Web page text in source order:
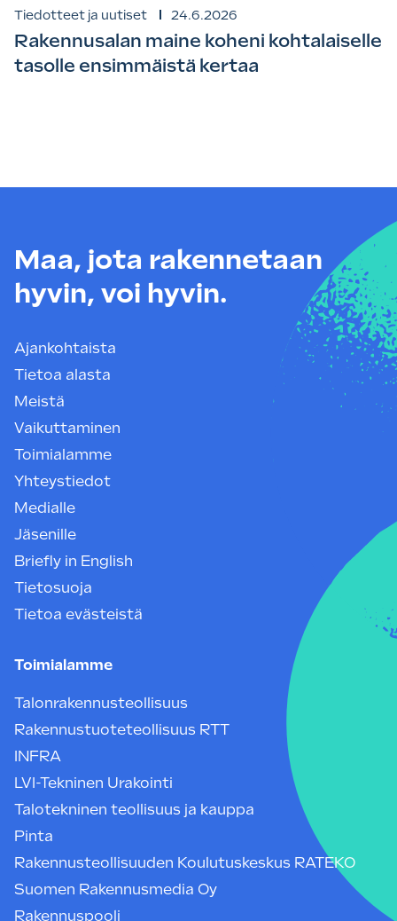
Tiedotteet ja uutiset 24.6.2026
Rakennusalan maine koheni kohtalaiselle
tasolle ensimmäistä kertaa
Maa, jota rakennetaan
hyvin, voi hyvin.
Ajankohtaista
Tietoa alasta
Meistä
Vaikuttaminen
Toimialamme
Yhteystiedot
Medialle
Jäsenille
Briefly in English
Tietosuoja
Tietoa evästeistä
Toimialamme
Talonrakennusteollisuus
Rakennustuoteteollisuus RTT
INFRA
LVI-Tekninen Urakointi
Talotekninen teollisuus ja kauppa
Pinta
Rakennusteollisuuden Koulutuskeskus RATEKO
Suomen Rakennusmedia Oy
Rakennuspooli